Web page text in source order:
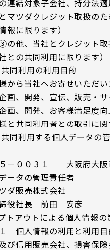
連結対象子会社、持分法適
マツダクレジット取扱の
報に限ります）
他、当社とクレジット取
との共同利用に限ります）
共同利用の利用目的
から当社へお寄せいただい
画、開発、宣伝、販売・サ
画、開発、お客様満足度向
と共同利用者との取引に
共同利用する個人データの
－００３１ 大阪府大阪
ータの管理責任者
ダ販売株式会社
締役社長 前田 安彦
トアウトによる個人情報の
個人情報の利用と利用目
び信用販売会社、損害保